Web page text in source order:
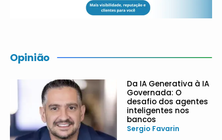
Opinião
Da IA Generativa à IA
Governada: O
desafio dos agentes
inteligentes nos
bancos
Sergio Favarin